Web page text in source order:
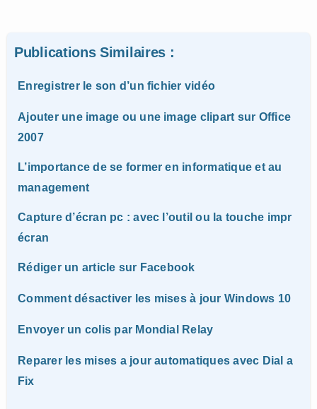
Publications Similaires :
Enregistrer le son d’un fichier vidéo
Ajouter une image ou une image clipart sur Office
2007
L’importance de se former en informatique et au
management
Capture d’écran pc : avec l’outil ou la touche impr
écran
Rédiger un article sur Facebook
Comment désactiver les mises à jour Windows 10
Envoyer un colis par Mondial Relay
Reparer les mises a jour automatiques avec Dial a
Fix